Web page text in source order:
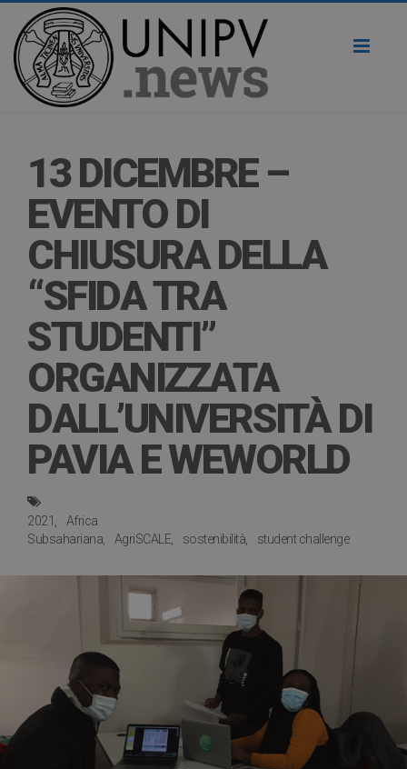
13 DICEMBRE –
EVENTO DI
CHIUSURA DELLA
“SFIDA TRA
STUDENTI”
ORGANIZZATA
DALL’UNIVERSITÀ DI
PAVIA E WEWORLD
2021
Africa
Subsahariana
AgriSCALE sostenibilità student challenge